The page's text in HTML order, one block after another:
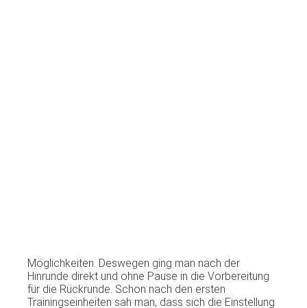
Möglichkeiten. Deswegen ging man nach der
Hinrunde direkt und ohne Pause in die Vorbereitung
für die Rückrunde. Schon nach den ersten
Trainingseinheiten sah man, dass sich die Einstellung